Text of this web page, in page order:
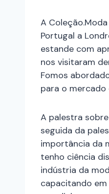
A
Portugal a
estande com
nos visitaram
Fomos
para o mercado
A palestra sobre
seguida da
importância da
tenho ciência
indústria da
capacitando